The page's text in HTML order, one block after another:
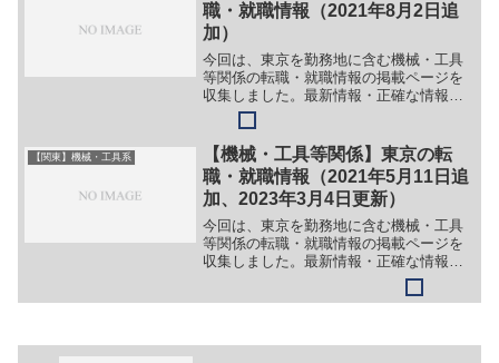
職・就職情報（2021年8月2日追
加）
今回は、東京を勤務地に含む機械・工具
等関係の転職・就職情報の掲載ページを
収集しました。最新情報・正確な情報は
企業サイトでご確認ください。①【会社
名】トーヨーカネツ株式会社【職務】
（１）施工管理（２）設計技術（貯槽、
溶接、配管、機器、電気計装...
【関東】機械・工具系
【機械・工具等関係】東京の転
職・就職情報（2021年5月11日追
加、2023年3月4日更新）
今回は、東京を勤務地に含む機械・工具
等関係の転職・就職情報の掲載ページを
収集しました。最新情報・正確な情報は
企業サイトでご確認ください。①【会社
名】株式会社ＪＥＩ【職務】［新卒］＞